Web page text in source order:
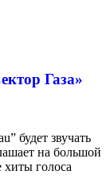
Газа»
будет звучать
на большой
хиты голоса